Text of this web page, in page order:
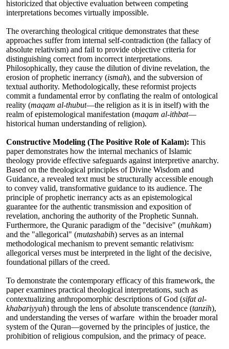
historicized that objective evaluation between competing
interpretations becomes virtually impossible.
The overarching theological critique demonstrates that these
approaches suffer from internal self-contradiction (the fallacy of
absolute relativism) and fail to provide objective criteria for
distinguishing correct from incorrect interpretations.
Philosophically, they cause the dilution of divine revelation, the
erosion of prophetic inerrancy (ismah), and the subversion of
textual authority. Methodologically, these reformist projects
commit a fundamental error by conflating the realm of ontological
reality (maqam al-thubut—the religion as it is in itself) with the
realm of epistemological manifestation (maqam al-ithbat—
historical human understanding of religion).
Constructive Modeling (The Positive Role of Kalam): This
paper demonstrates how the internal mechanics of Islamic
theology provide effective safeguards against interpretive anarchy.
Based on the theological principles of Divine Wisdom and
Guidance, a revealed text must be structurally accessible enough
to convey valid, transformative guidance to its audience. The
principle of prophetic inerrancy acts as an epistemological
guarantee for the authentic transmission and exposition of
revelation, anchoring the authority of the Prophetic Sunnah.
Furthermore, the Quranic paradigm of the "decisive" (muhkam)
and the "allegorical" (mutashabih) serves as an internal
methodological mechanism to prevent semantic relativism:
allegorical verses must be interpreted in the light of the decisive,
foundational pillars of the creed.
To demonstrate the contemporary efficacy of this framework, the
paper examines practical theological interpretations, such as
contextualizing anthropomorphic descriptions of God (sifat al-
khabariyyah) through the lens of absolute transcendence (tanzih),
and understanding the verses of warfare within the broader moral
system of the Quran—governed by the principles of justice, the
prohibition of religious compulsion, and the primacy of peace.